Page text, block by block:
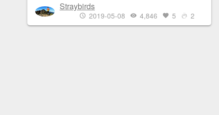
Straybirds
2019-05-08 4,846 5 2